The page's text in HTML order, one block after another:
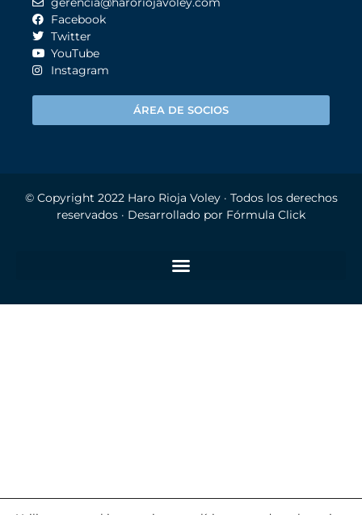
Facebook
Twitter
YouTube
Instagram
ÁREA DE SOCIOS
© Copyright 2022 Haro Rioja Voley· Todos los derechos
reservados · Desarrollado por Fórmula Click